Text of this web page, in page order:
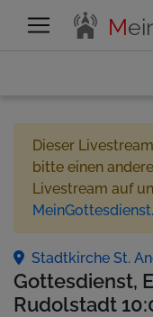
M
Dieser
bitte einen
Livestream auf
Stadtkirche St.
Gottesdienst,
Rudolstadt